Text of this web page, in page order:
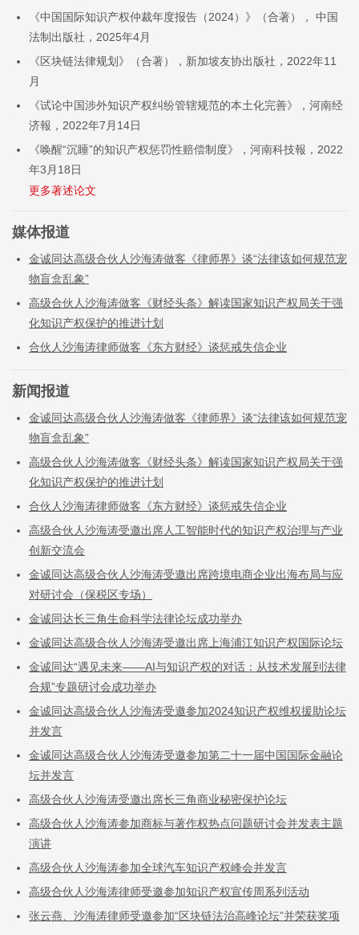
《中国国际知识产权仲裁年度报告（2024）》（合著）， 中国
法制出版社，2025年4月
《区块链法律规划》（合著），新加坡友协出版社，2022年11
月
《试论中国涉外知识产权纠纷管辖规范的本土化完善》，河南经
济報，2022年7月14日
《唤醒“沉睡”的知识产权惩罚性赔偿制度》，河南科技報，2022
年3月18日
媒体报道
金诚同达高级合伙人沙海涛做客《律师界》谈“法律该如何规范宠
物盲盒乱象”
高级合伙人沙海涛做客《财经头条》解读国家知识产权局关于强
化知识产权保护的推进计划
合伙人沙海涛律师做客《东方财经》谈惩戒失信企业
新闻报道
金诚同达高级合伙人沙海涛做客《律师界》谈“法律该如何规范宠
物盲盒乱象”
高级合伙人沙海涛做客《财经头条》解读国家知识产权局关于强
化知识产权保护的推进计划
合伙人沙海涛律师做客《东方财经》谈惩戒失信企业
高级合伙人沙海涛受邀出席人工智能时代的知识产权治理与产业
创新交流会
金诚同达高级合伙人沙海涛受邀出席跨境电商企业出海布局与应
对研讨会（保税区专场）
金诚同达长三角生命科学法律论坛成功举办
金诚同达高级合伙人沙海涛受邀出席上海浦江知识产权国际论坛
金诚同达“遇见未来——AI与知识产权的对话：从技术发展到法律
合规”专题研讨会成功举办
金诚同达高级合伙人沙海涛受邀参加2024知识产权维权援助论坛
并发言
金诚同达高级合伙人沙海涛受邀参加第二十一届中国国际金融论
坛并发言
高级合伙人沙海涛受邀出席长三角商业秘密保护论坛
高级合伙人沙海涛参加商标与著作权热点问题研讨会并发表主题
演讲
高级合伙人沙海涛参加全球汽车知识产权峰会并发言
高级合伙人沙海涛律师受邀参加知识产权宣传周系列活动
张云燕、沙海涛律师受邀参加“区块链法治高峰论坛”并荣获奖项